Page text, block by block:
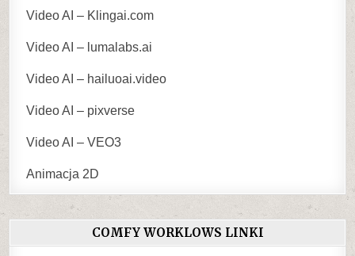
Video AI – Klingai.com
Video AI – lumalabs.ai
Video AI – hailuoai.video
Video AI – pixverse
Video AI – VEO3
Animacja 2D
COMFY WORKLOWS LINKI